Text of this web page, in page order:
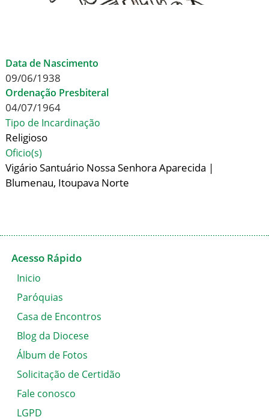
Data de Nascimento
09/06/1938
Ordenação Presbiteral
04/07/1964
Tipo de Incardinação
Religioso
Oficio(s)
Vigário Santuário Nossa Senhora Aparecida |
Blumenau, Itoupava Norte
Acesso Rápido
Inicio
Paróquias
Casa de Encontros
Blog da Diocese
Álbum de Fotos
Solicitação de Certidão
Fale conosco
LGPD